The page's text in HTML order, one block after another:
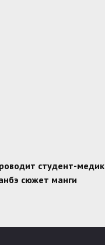
студент-медик
сюжет манги